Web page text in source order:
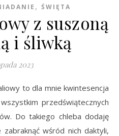
, ŚWIĘTA
z suszoną
i śliwką
2023
to dla mnie kwintesencja
przedświątecznych
Do takiego chleba dodaję
wśród nich daktyli,